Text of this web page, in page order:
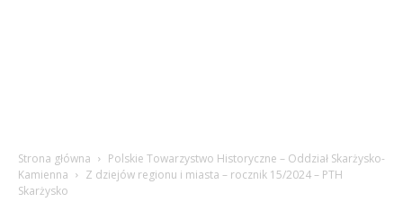
Strona główna
Polskie Towarzystwo Historyczne – Oddział Skarżysko-
Kamienna
Z dziejów regionu i miasta – rocznik 15/2024 – PTH
Skarżysko